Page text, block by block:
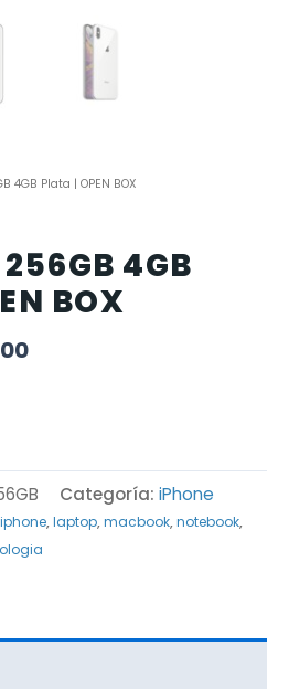
4GB Plata | OPEN BOX
4GB
BOX
Categoría: iPhone
iphone,laptop,macbook,notebook,